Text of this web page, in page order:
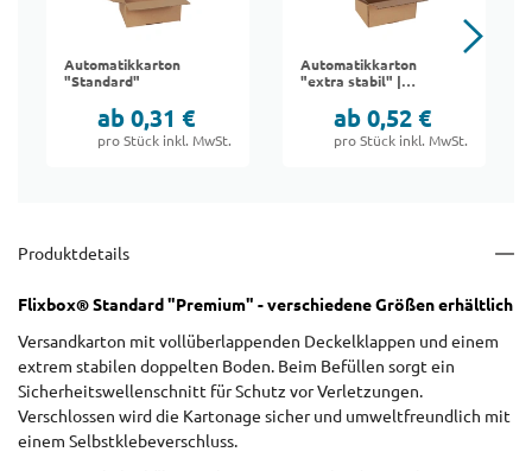
Automatikkarton
"Standard"
ab 0,31 €
pro Stück inkl. MwSt.
Automatikkarton
"extra stabil" |
ab 0,52 €
pro Stück inkl. MwSt.
Produktdetails
Flixbox® Standard "Premium" - verschiedene Größen erhältlich
Versandkarton mit vollüberlappenden Deckelklappen und einem
extrem stabilen doppelten Boden. Beim Befüllen sorgt ein
Sicherheitswellenschnitt für Schutz vor Verletzungen.
Verschlossen wird die Kartonage sicher und umweltfreundlich mit
einem Selbstklebeverschluss.